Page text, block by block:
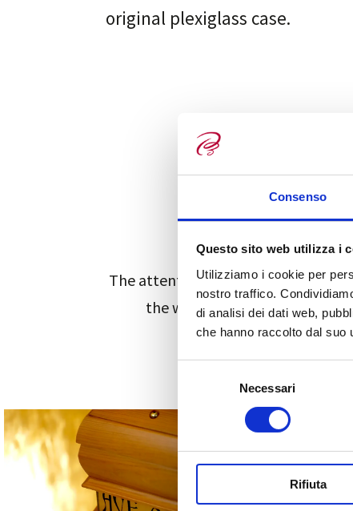
Consenso
Questo sito web utilizza i
Utilizziamo i cookie per
nostro traffico.
di analisi dei dati web,
che hanno raccolto dal suo
l
n
Necessari
Rifiuta
original plexiglass case.
The attention and care placed in
the work, carried out only in